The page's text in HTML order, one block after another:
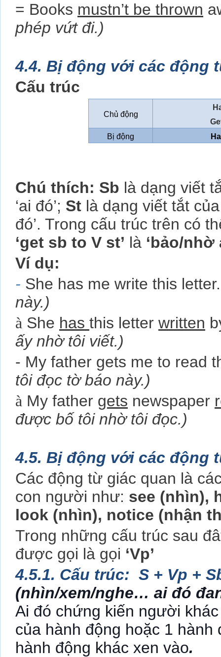
= Books mustn’t be thrown
phép vứt đi.)
4.4. Bị động với các động
Cấu trúc
Chủ động
Bị động
Chú thích: Sb là dạng viết
‘ai đó’; St là dạng viết tắt của
đó’. Trong cấu trúc trên có
‘get sb to V st’ là ‘bảo/nhờ
Ví dụ:
- She has me write this
này.)
à She has this letter written
ấy nhờ tôi viết.)
- My father gets me to read
tôi đọc tờ báo này.)
à My father gets newspaper
được bố tôi nhờ tôi đọc.)
4.5. Bị động với các động
Các động từ giác quan là
con người như: see (nhìn),
look (nhìn), notice (nhận
Trong những cấu trúc sau
được gọi là gọi ‘Vp’
4.5.1. Cấu trúc: S + Vp +
(nhìn/xem/nghe… ai đó
Ai đó chứng kiến người
của hành động hoặc 1 hành
hành động khác xen vào.